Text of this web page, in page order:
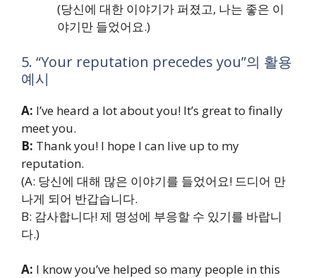
(당신에 대한 이야기가 퍼졌고, 나는 좋은 이
야기만 들었어요.)
5. “Your reputation precedes you”의 활용
예시
A: I’ve heard a lot about you! It’s great to finally
meet you.
B: Thank you! I hope I can live up to my
reputation.
(A: 당신에 대해 많은 이야기를 들었어요! 드디어 만
나게 되어 반갑습니다.
B: 감사합니다! 제 명성에 부응할 수 있기를 바랍니
다.)
A: I know you’ve helped so many people in this